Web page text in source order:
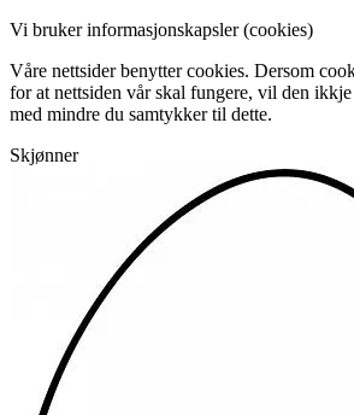
Vi bruker informasjonskapsler (cookies)
Våre nettsider benytter cookies. Dersom
for at nettsiden vår skal fungere, vil den
med mindre du samtykker til dette.
Skjønner